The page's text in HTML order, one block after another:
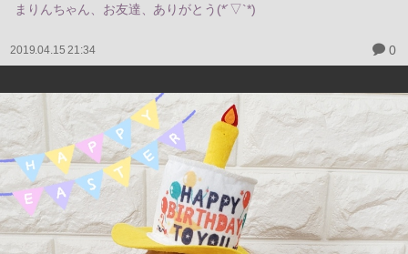
まりんちゃん、お友達、ありがとう(*´▽`*)
2019.04.15 21:34 0